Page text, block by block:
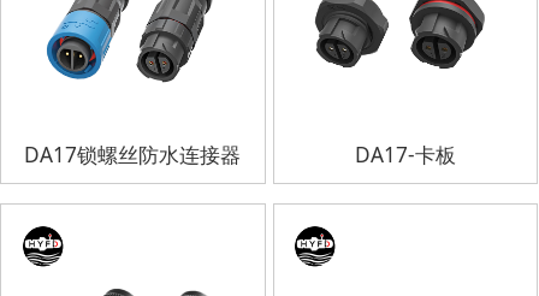
DA17锁螺丝防水连接器 DA17-卡板